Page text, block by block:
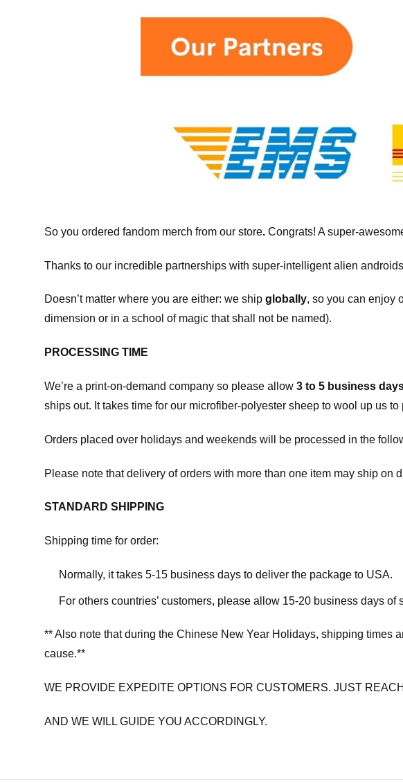
So you ordered fandom merch from our store. Congrats! A super-
Thanks to our incredible partnerships with super-intelligent alien
Doesn’t matter where you are either: we ship globally, so you can enjoy
dimension or in a school of magic that shall not be named).
PROCESSING TIME
We’re a print-on-demand company so please allow 3 to 5 business
ships out. It takes time for our microfiber-polyester sheep to wool up us
Orders placed over holidays and weekends will be processed in the
Please note that delivery of orders with more than one item may ship on
STANDARD SHIPPING
Shipping time for order:
Normally, it takes 5-15 business days to deliver the package to USA.
For others countries’ customers, please allow 15-20 business days of
** Also note that during the Chinese New Year Holidays, shipping times
cause.**
WE PROVIDE EXPEDITE OPTIONS FOR CUSTOMERS. JUST
AND WE WILL GUIDE YOU ACCORDINGLY.